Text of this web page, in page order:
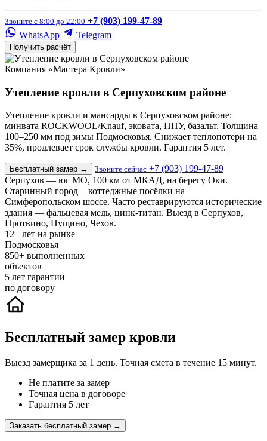
Звоните с 8:00 до 22:00 +7 (903) 199-47-89
WhatsApp
Telegram
Получить расчёт
Компания «Мастера Кровли»
Утепление кровли в Серпуховском районе
Утепление кровли и мансарды в Серпуховском районе:
минвата ROCKWOOL/Knauf, эковата, ППУ, базальт. Толщина
100–250 мм под зимы Подмосковья. Снижает теплопотери на
35%, продлевает срок службы кровли. Гарантия 5 лет.
Бесплатный замер → Звоните сейчас +7 (903) 199-47-89
Серпухов — юг МО, 100 км от МКАД, на берегу Оки.
Старинный город + коттеджные посёлки на
Симферопольском шоссе. Часто реставрируются исторические
здания — фальцевая медь, цинк-титан. Выезд в Серпухов,
Протвино, Пущино, Чехов.
12+ лет на рынке
Подмосковья
850+ выполненных
объектов
5 лет гарантии
по договору
Бесплатный замер кровли
Выезд замерщика за 1 день. Точная смета в течение 15 минут.
Не платите за замер
Точная цена в договоре
Гарантия 5 лет
Заказать бесплатный замер →